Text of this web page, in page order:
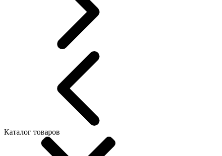
Каталог товаров